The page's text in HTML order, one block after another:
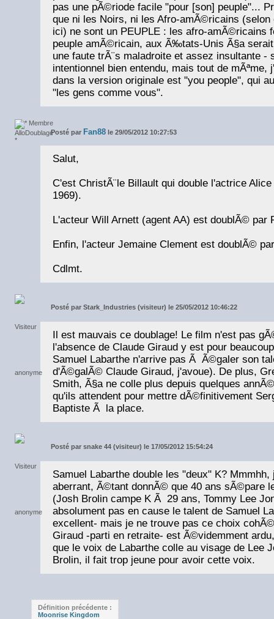
pas une pÃ©riode facile "pour [son] peuple"...
que ni les Noirs, ni les Afro-amÃ©ricains
ici) ne sont un PEUPLE : les afro-amÃ©ricains
peuple amÃ©ricain, aux Ã‰tats-Unis Ã§a
une faute trÃ¨s maladroite et assez insultante -
intentionnel bien entendu, mais tout de mÃªme,
dans la version originale est "you people", qui
"les gens comme vous".
Posté par Fan88 le 29/05/2012 10:27:53
Salut,
C'est ChristÃ¨le Billault qui double l'actrice
1969).
L'acteur Will Arnett (agent AA) est doublÃ© par
Enfin, l'acteur Jemaine Clement est doublÃ©
Cdlmt.
Posté par Stark_Industries (visiteur) le 25/05/2012 10:46:22
Il est mauvais ce doublage! Le film n'est pas
l'absence de Claude Giraud y est pour
Samuel Labarthe n'arrive pas Ã Ã©galer son
d'Ã©galÃ© Claude Giraud, j'avoue). De plus,
Smith, Ã§a ne colle plus depuis quelques
qu'ils attendent pour mettre dÃ©finitivement
Baptiste Ã la place.
Posté par snake 44 (visiteur) le 17/05/2012 15:54:24
Samuel Labarthe double les "deux" K?
aberrant, Ã©tant donnÃ© que 40 ans sÃ©pare
(Josh Brolin campe K Ã 29 ans, Tommy Lee
absolument pas en cause le talent de Samuel
excellent- mais je ne trouve pas ce choix
Giraud -parti en retraite- est Ã©videmment
que le voix de Labarthe colle au visage de Lee
Brolin, il fait trop jeune pour avoir cette voix.
Définition précédente :
Moonrise Kingdom